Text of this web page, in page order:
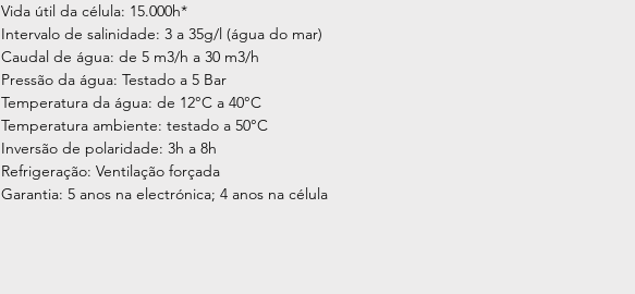
Vida útil da célula: 15.000h*
Intervalo de salinidade: 3 a 35g/l (água do mar)
Caudal de água: de 5 m3/h a 30 m3/h
Pressão da água: Testado a 5 Bar
Temperatura da água: de 12°C a 40°C
Temperatura ambiente: testado a 50°C
Inversão de polaridade: 3h a 8h
Refrigeração: Ventilação forçada
Garantia: 5 anos na electrónica; 4 anos na célula